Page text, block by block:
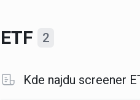
ETF 2
Kde najdu screener